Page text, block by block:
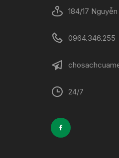
184/17
0964.346.255
24/7